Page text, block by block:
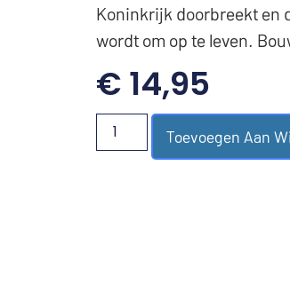
Koninkrijk doorbreekt en
wordt om op te leven.
€14,95
Toevoegen Aan